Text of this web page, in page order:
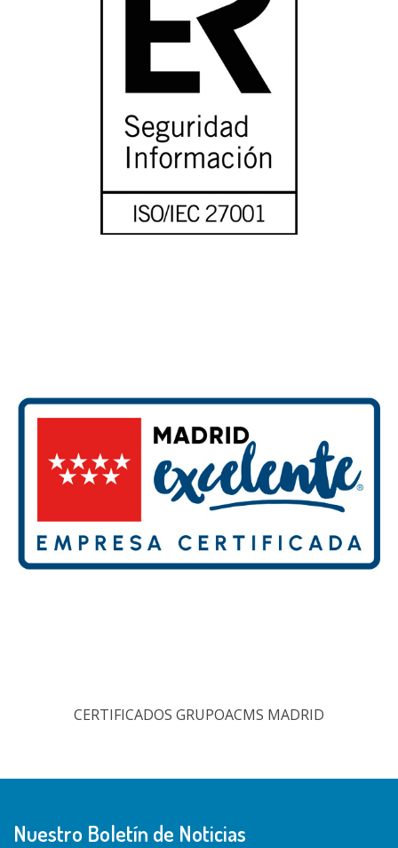
CERTIFICADOS GRUPOACMS MADRID
Nuestro Boletín de Noticias